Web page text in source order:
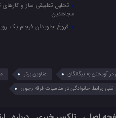
تحلیل تطبیقی ساز و کارهای
مجاهدین
فروغ جاویدان فرجام یک
آویختن به بیگانگان عناوین برتر
نفی روابط خانوادگی در مناسبات فرقه رجوی